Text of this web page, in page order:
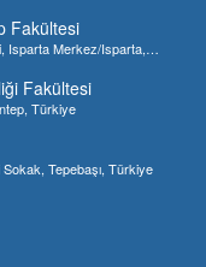
Fakültesi
Isparta Merkez/Isparta,
Fakültesi
Türkiye
Tepebaşı, Türkiye